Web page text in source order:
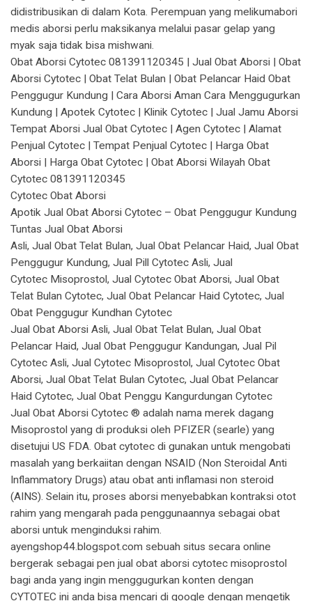
didistribusikan di dalam Kota. Perempuan yang melikumabori
medis aborsi perlu maksikanya melalui pasar gelap yang
myak saja tidak bisa mishwani.
Obat Aborsi Cytotec 081391120345 | Jual Obat Aborsi | Obat
Aborsi Cytotec | Obat Telat Bulan | Obat Pelancar Haid Obat
Penggugur Kundung | Cara Aborsi Aman Cara Menggugurkan
Kundung | Apotek Cytotec | Klinik Cytotec | Jual Jamu Aborsi
Tempat Aborsi Jual Obat Cytotec | Agen Cytotec | Alamat
Penjual Cytotec | Tempat Penjual Cytotec | Harga Obat
Aborsi | Harga Obat Cytotec | Obat Aborsi Wilayah Obat
Cytotec 081391120345
Cytotec Obat Aborsi
Apotik Jual Obat Aborsi Cytotec – Obat Penggugur Kundung
Tuntas Jual Obat Aborsi
Asli, Jual Obat Telat Bulan, Jual Obat Pelancar Haid, Jual Obat
Penggugur Kundung, Jual Pill Cytotec Asli, Jual
Cytotec Misoprostol, Jual Cytotec Obat Aborsi, Jual Obat
Telat Bulan Cytotec, Jual Obat Pelancar Haid Cytotec, Jual
Obat Penggugur Kundhan Cytotec
Jual Obat Aborsi Asli, Jual Obat Telat Bulan, Jual Obat
Pelancar Haid, Jual Obat Penggugur Kandungan, Jual Pil
Cytotec Asli, Jual Cytotec Misoprostol, Jual Cytotec Obat
Aborsi, Jual Obat Telat Bulan Cytotec, Jual Obat Pelancar
Haid Cytotec, Jual Obat Penggu Kangurdungan Cytotec
Jual Obat Aborsi Cytotec ® adalah nama merek dagang
Misoprostol yang di produksi oleh PFIZER (searle) yang
disetujui US FDA. Obat cytotec di gunakan untuk mengobati
masalah yang berkaiitan dengan NSAID (Non Steroidal Anti
Inflammatory Drugs) atau obat anti inflamasi non steroid
(AINS). Selain itu, proses aborsi menyebabkan kontraksi otot
rahim yang mengarah pada penggunaannya sebagai obat
aborsi untuk menginduksi rahim.
ayengshop44.blogspot.com sebuah situs secara online
bergerak sebagai pen jual obat aborsi cytotec misoprostol
bagi anda yang ingin menggugurkan konten dengan
CYTOTEC ini anda bisa mencari di google dengan mengetik